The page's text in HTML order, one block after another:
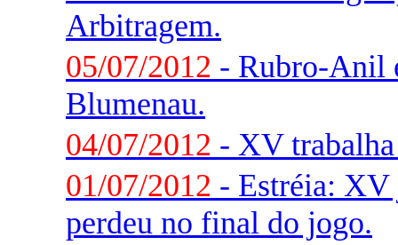
Arbitragem.
05/07/2012 - Rubro-Anil
Blumenau.
04/07/2012 - XV trabalha
01/07/2012 - Estréia: XV
perdeu no final do jogo.